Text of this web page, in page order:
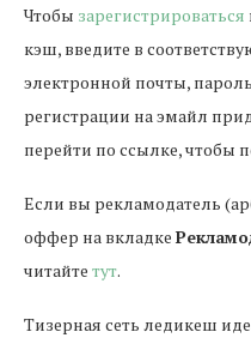
Чтобы зарегистрироваться
кэш, введите в
электронной почты,
регистрации на эмайл
перейти по ссылке, чтобы
Если вы рекламодатель
оффер на вкладке
читайте тут.
Тизерная сеть ледикеш